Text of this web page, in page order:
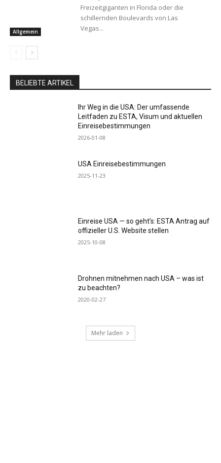
Allgemein
Freizeitgiganten in Florida oder die
schillernden Boulevards von Las
Vegas...
BELIEBTE ARTIKEL
Ihr Weg in die USA: Der umfassende
Leitfaden zu ESTA, Visum und aktuellen
Einreisebestimmungen
2026-01-08
USA Einreisebestimmungen
2025-11-23
Einreise USA — so geht’s: ESTA Antrag auf
offizieller U.S. Website stellen
2025-10-08
Drohnen mitnehmen nach USA – was ist
zu beachten?
2020-02-27
Mehr laden